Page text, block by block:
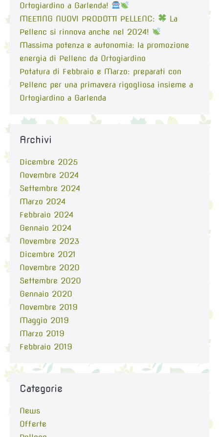
Ortogiardino a Garlenda!
MEETING NUOVI PRODOTTI PELLENC:
La
Pellenc si rinnova anche nel 2024!
Massima potenza e autonomia: la promozione
energia di Pellenc da Ortogiardino
Potatura di Febbraio e Marzo: preparati con
Pellenc per una primavera rigogliosa insieme a
Ortogiardino a Garlenda
Archivi
Dicembre 2025
Novembre 2024
Settembre 2024
Marzo 2024
Febbraio 2024
Gennaio 2024
Novembre 2023
Dicembre 2021
Novembre 2020
Settembre 2020
Gennaio 2020
Novembre 2019
Maggio 2019
Marzo 2019
Febbraio 2019
Categorie
News
Offerte